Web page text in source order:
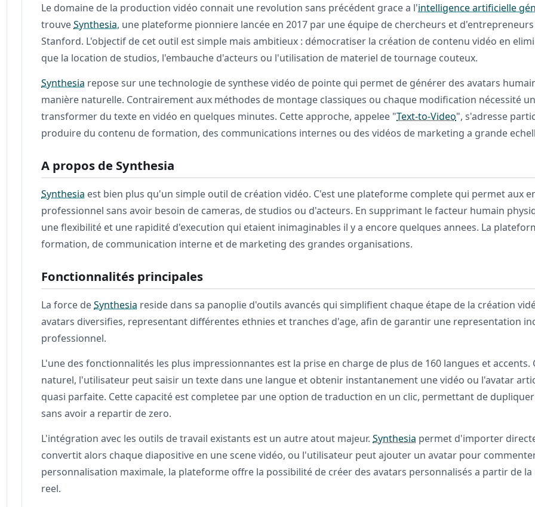
Le domaine de la production vidéo connait une revolution sans précédent grace a l'intelligence artificielle
trouveSynthesia, une plateforme pionniere lancée en 2017 par une équipe de chercheurs et
Stanford. L'objectif de cet outil est simple mais ambitieux : démocratiser la création de contenu vidéo en
que la location de studios, l'embauche d'acteurs ou l'utilisation de materiel de tournage couteux.
Synthesia repose sur une technologie de synthese vidéo de pointe qui permet de générer des avatars
manière naturelle. Contrairement aux méthodes de montage classiques ou chaque modification nécessité
transformer du texte en vidéo en quelques minutes. Cette approche, appelee "Text-to-Video", s'adresse
produire du contenu de formation, des communications internes ou des vidéos de marketing a grande
A propos de Synthesia
Synthesia est bien plus qu'un simple outil de création vidéo. C'est une plateforme complete qui permet aux
professionnel sans avoir besoin de cameras, de studios ou d'acteurs. En supprimant le facteur humain
une flexibilité et une rapidité d'execution qui etaient inimaginables il y a encore quelques annees. La
formation, de communication interne et de marketing des grandes organisations.
Fonctionnalités principales
La force deSynthesia reside dans sa panoplie d'outils avancés qui simplifient chaque étape de la création
avatars diversifies, representant différentes ethnies et tranches d'age, afin de garantir une representation
professionnel.
L'une des fonctionnalités les plus impressionnantes est la prise en charge de plus de 160 langues et accents.
naturel, l'utilisateur peut saisir un texte dans une langue et obtenir instantanement une vidéo ou l'avatar
quasi parfaite. Cette capacité est completee par une option de traduction en un clic, permettant de
sans avoir a repartir de zero.
L'intégration avec les outils de travail existants est un autre atout majeur.Synthesia permet d'importer
convertit alors chaque diapositive en une scene vidéo, ou l'utilisateur peut ajouter un avatar pour
personnalisation maximale, la plateforme offre la possibilité de créer des avatars personnalisés a partir de
reel.